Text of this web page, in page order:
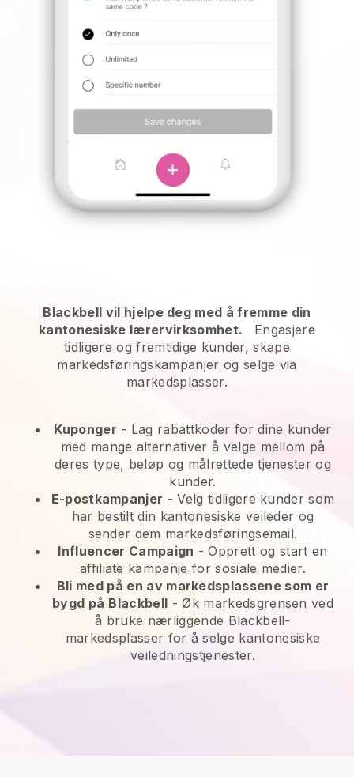
Blackbell vil hjelpe deg med å fremme din
kantonesiske lærervirksomhet.
Engasjere
tidligere og fremtidige kunder, skape
markedsføringskampanjer og selge via
markedsplasser.
Kuponger - Lag rabattkoder for dine kunder
med mange alternativer å velge mellom på
deres type, beløp og målrettede tjenester og
kunder.
E-postkampanjer -Velg tidligere kunder som
har bestilt din kantonesiske veileder og
sender dem markedsføringsemail.
Influencer Campaign - Opprett og start en
affiliate kampanje for sosiale medier.
Bli med på en av markedsplassene som er
bygd på Blackbell -Øk markedsgrensen ved
å bruke nærliggende Blackbell-
markedsplasser for å selge kantonesiske
veiledningstjenester.